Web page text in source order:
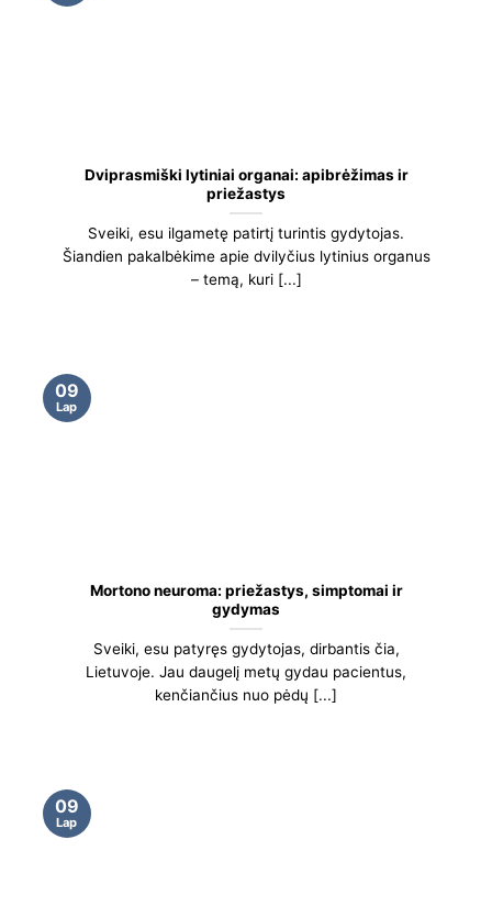
Dviprasmiški lytiniai organai: apibrėžimas ir
priežastys
Sveiki, esu ilgametę patirtį turintis gydytojas.
Šiandien pakalbėkime apie dvilyčius lytinius organus
– temą, kuri [...]
Mortono neuroma: priežastys, simptomai ir
gydymas
Sveiki, esu patyręs gydytojas, dirbantis čia,
Lietuvoje. Jau daugelį metų gydau pacientus,
kenčiančius nuo pėdų [...]
09
Lap
09
Lap